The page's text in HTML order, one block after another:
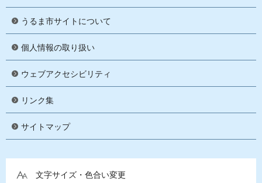
うるま市サイトについて
個人情報の取り扱い
ウェブアクセシビリティ
リンク集
サイトマップ
文字サイズ・色合い変更